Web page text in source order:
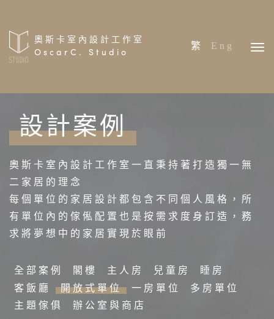
奧斯卡室內設計工作室
OscarC. Studio
繁 Eng
關於我們
預約報價
報價流程
設計案例
奧斯卡室內設計工作室一直秉持著打造獨一無
二家居的理念
每個單位的家居設計都包含不同個人風格，所
有單位內的傢俬配置也是按需求度身訂造，務
求將夢想中的家居實現於眼前
全部案例 閣樓 主人房 兒童房
睡房
客飯廳
開放式單位 一房單位
多房單位
主題傢俱
辦公室與商店